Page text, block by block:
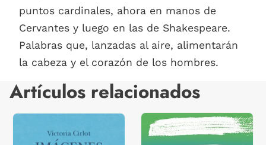
puntos cardinales, ahora en manos de
Cervantes y luego en las de Shakespeare.
Palabras que, lanzadas al aire, alimentarán
la cabeza y el corazón de los hombres.
Artículos relacionados